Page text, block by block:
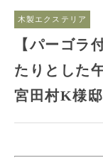
木製エクステリア
【パーゴラ
たりとした
宮田村K様邸